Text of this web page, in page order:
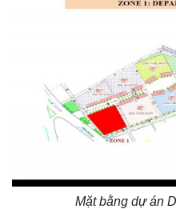
Mặt bằng dự án